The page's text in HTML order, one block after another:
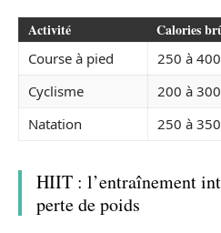
Activité Calories
Course à pied
250 à 400
Cyclisme
200 à 300
Natation
250 à 350
HIIT : l’entraînement
perte de poids